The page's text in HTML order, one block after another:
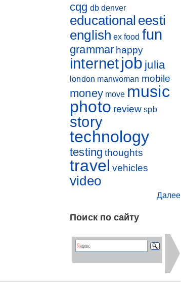
cqg db denver
educational eesti
english ex food fun
grammar happy
internetjob julia
london manwoman mobile
money move music
photo review spb
story
technology
testing thoughts
travel vehicles
video
Далее
Поиск по сайту